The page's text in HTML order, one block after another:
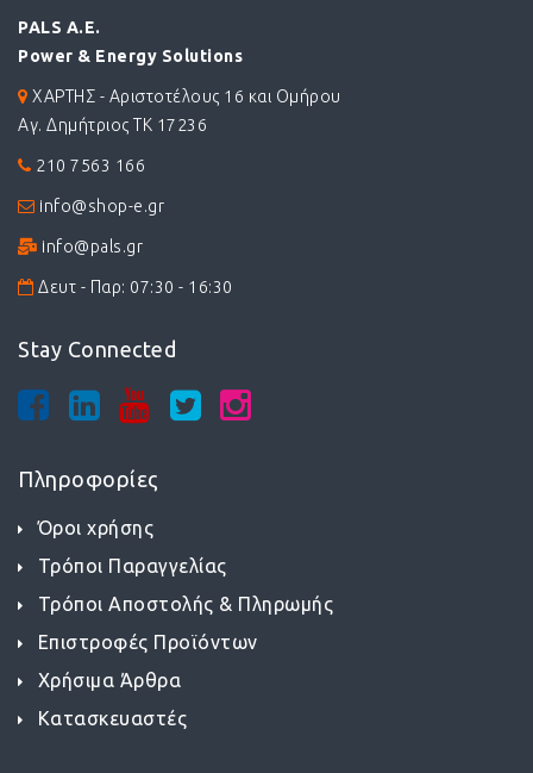
PALS A.E.
Power & Energy Solutions
ΧΑΡΤΗΣ - Αριστοτέλους 16 και Ομήρου
Αγ. Δημήτριος ΤΚ 17236
210 7563 166
info@shop-e.gr
info@pals.gr
Δευτ - Παρ: 07:30 - 16:30
Stay Connected
Πληροφορίες
Όροι χρήσης
Τρόποι Παραγγελίας
Τρόποι Αποστολής & Πληρωμής
Επιστροφές Προϊόντων
Χρήσιμα Άρθρα
Κατασκευαστές